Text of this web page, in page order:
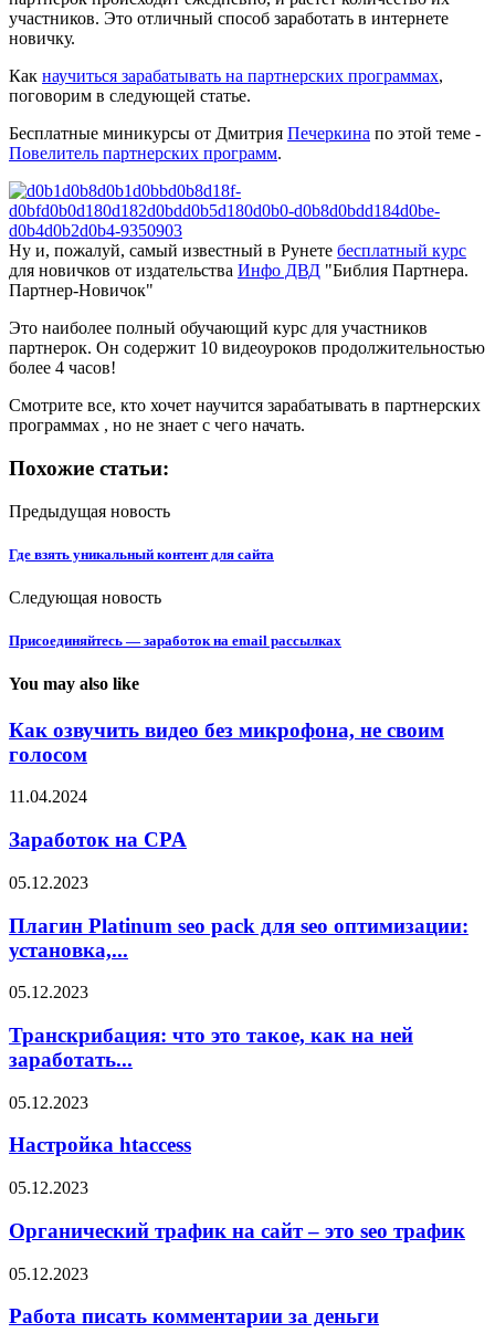
участников. Это отличный способ заработать в интернете
новичку.
Как научиться зарабатывать на партнерских программах,
поговорим в следующей статье.
Бесплатные миникурсы от Дмитрия Печеркина по этой теме -
Повелитель партнерских программ.
Ну и, пожалуй, самый известный в Рунете бесплатный курс
для новичков от издательства Инфо ДВД "Библия Партнера.
Партнер-Новичок"
Это наиболее полный обучающий курс для участников
партнерок. Он содержит 10 видеоуроков продолжительностью
более 4 часов!
Смотрите все, кто хочет научится зарабатывать в партнерских
программах , но не знает с чего начать.
Похожие статьи:
Предыдущая новость
Где взять уникальный контент для сайта
Следующая новость
Присоединяйтесь — заработок на email рассылках
You may also like
Как озвучить видео без микрофона, не своим
голосом
11.04.2024
Заработок на CPA
05.12.2023
Плагин Platinum seo pack для seo оптимизации:
установка,...
05.12.2023
Транскрибация: что это такое, как на ней
заработать...
05.12.2023
Настройка htaccess
05.12.2023
Органический трафик на сайт – это seo трафик
05.12.2023
Работа писать комментарии за деньги